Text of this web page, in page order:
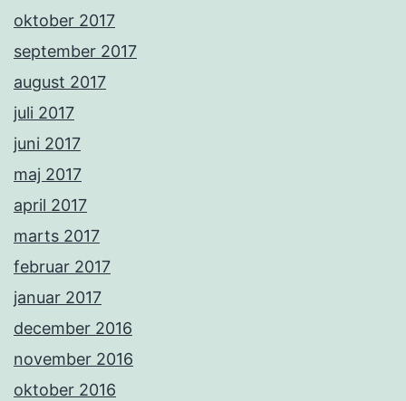
oktober 2017
september 2017
august 2017
juli 2017
juni 2017
maj 2017
april 2017
marts 2017
februar 2017
januar 2017
december 2016
november 2016
oktober 2016